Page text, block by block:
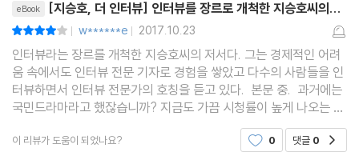
“자본과 권력 사이, 인간의 주체성을 지킨다.”
‘노래하는 사람’ 한희정
“내가 재미있는 일을 한다. 최대한 즐겁게.”
eBook [지승호, 더 인터뷰] 인터뷰를 장르로 개척한 지승호씨의...
| w******e | 2017.10.23
인터뷰라는 장르를 개척한 지승호씨의 저서다. 그는 경제적인 어려
움 속에서도 인터뷰 전문 기자로 경험을 쌓았고 다수의 사람들을 인
터뷰하면서 인터뷰 전문가의 호칭을 듣고 있다. 본문 중. 과거에는
국민드라마라고 했잖습니까? 지금도 가끔 시청률이 높게 나오는 것
이 있기는 하지만 다매체, 다채널 시대가 되니까 국민드라마라고 하
는 것이 아주 어쩌다 한 번 나오는 것이 됐어
이 리뷰가 도움이 되었나요? 0 댓글 0